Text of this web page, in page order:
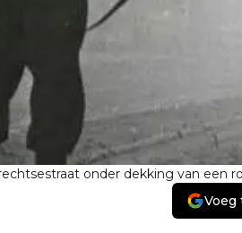
onder dekking van een
Voeg